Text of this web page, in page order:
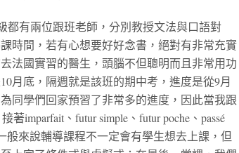
都有兩位跟班老師，分別教授文法與口語對
時間，若有心想要好好念書，絕對有非常充實
法國實習的醫生，頭腦不但聰明而且非常用功
月底，隔週就是該班的期中考，進度是從9月
同學們回家預習了非常多的進度，因此當我跟
imparfait、futur simple、futur poche、passé
般來說輔導課程不一定會有學生想去上課，但